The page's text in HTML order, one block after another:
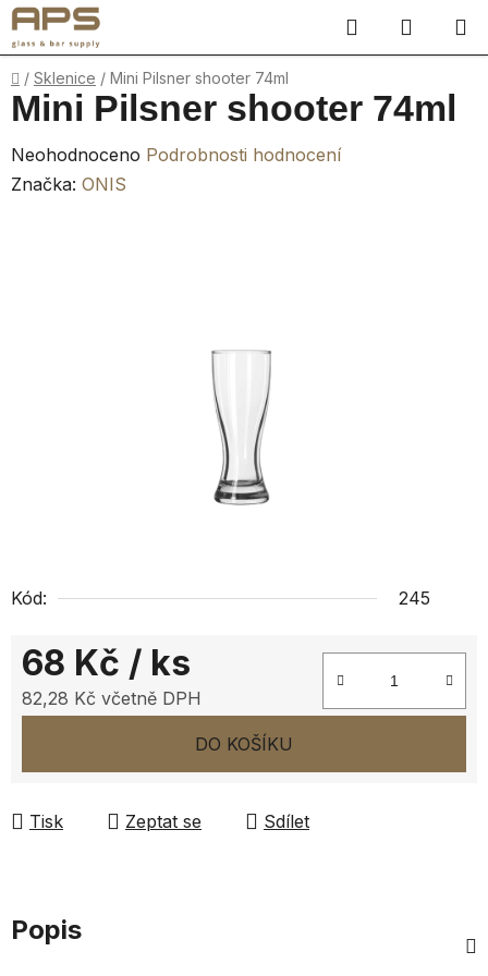
Přejít
na
obsah
Hledat
KOŠÍK
Domů
/ Sklenice / Mini Pilsner shooter 74ml
Kód: 245
68 Kč / ks
82,28 Kč včetně DPH
DO KOŠÍKU
Tisk Zeptat se Sdílet
Mini Pilsner shooter 74ml
Průměrné
hodnocení
Neohodnoceno Podrobnosti hodnocení
Značka: ONIS
Popis